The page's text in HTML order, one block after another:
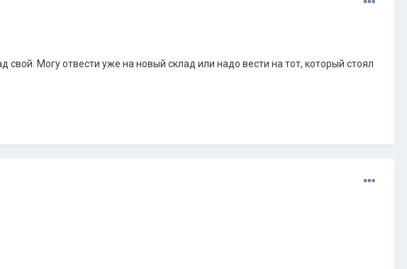
Могу отвести уже на новый склад или надо вести на тот, который стоял